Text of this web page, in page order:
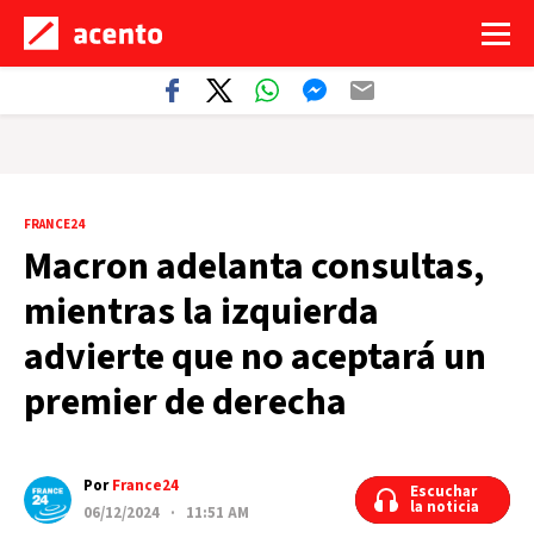
FRANCE24
Macron adelanta consultas,
mientras la izquierda
advierte que no aceptará un
premier de derecha
PorFrance24
06/12/2024 · 11:51 AM
Escuchar
la noticia
Escuchar
la noticia